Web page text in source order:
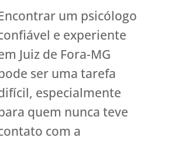
um psicólogo
e experiente
Juiz de Fora-MG
ser uma tarefa
especialmente
quem nunca teve
com a